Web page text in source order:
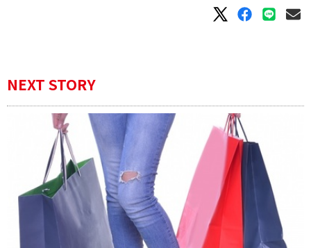
NEXT STORY